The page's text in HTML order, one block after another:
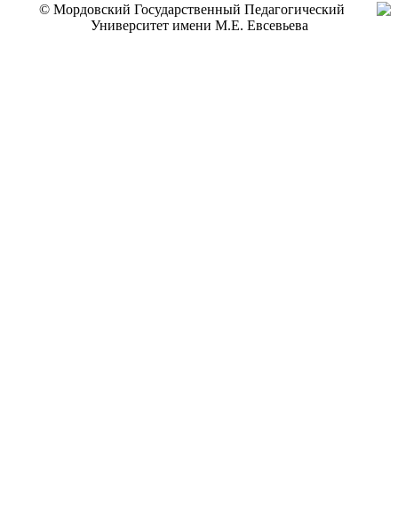
© Мордовский Государственный Педагогический
Университет имени М.Е. Евсевьева